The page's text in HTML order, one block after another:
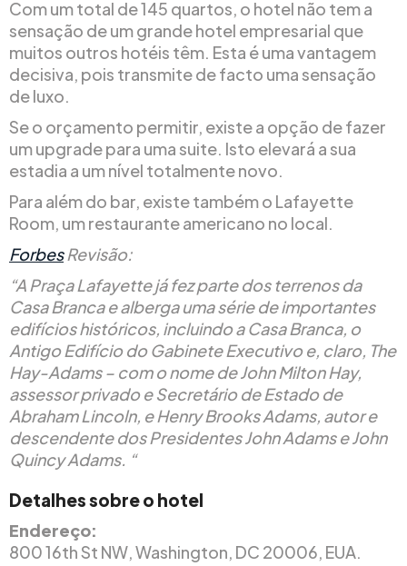
Com um total de 145 quartos, o hotel não tem a
sensação de um grande hotel empresarial que
muitos outros hotéis têm. Esta é uma vantagem
decisiva, pois transmite de facto uma sensação
de luxo.
Se o orçamento permitir, existe a opção de fazer
um upgrade para uma suite. Isto elevará a sua
estadia a um nível totalmente novo.
Para além do bar, existe também o Lafayette
Room, um restaurante americano no local.
ForbesRevisão:
“A Praça Lafayette já fez parte dos terrenos da
Casa Branca e alberga uma série de importantes
edifícios históricos, incluindo a Casa Branca, o
Antigo Edifício do Gabinete Executivo e, claro, The
Hay-Adams – com o nome de John Milton Hay,
assessor privado e Secretário de Estado de
Abraham Lincoln, e Henry Brooks Adams, autor e
descendente dos Presidentes John Adams e John
Quincy Adams. “
Detalhes sobre o hotel
Endereço:
800 16th St NW, Washington, DC 20006, EUA.